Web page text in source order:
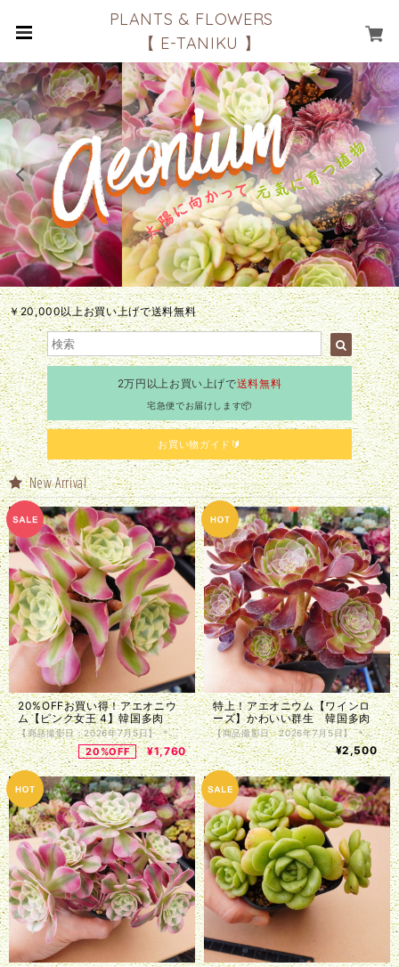
PLANTS & FLOWERS
【 E-TANIKU 】
￥20,000以上お買い上げで送料無料
2万円以上お買い上げで送料無料
宅急便でお届けします📦
お買い物ガイド🔰
New Arrival
20%OFFお買い得！アエオニウ
ム【ピンク女王 4】韓国多肉
【商品撮影日：2026年7月5日】 ＊韓国仕入れ ＊植物サイズは写真をご参照くださいませ。 ＊商品は抜き苗で植物のみお届け致します。入荷時に根の処理を行っているため、発根前のものや微根のものがございます。カット苗とお考え下さい。 ＊単頭ではない個体につきましては分離してしまう事もございます。植物はお届けまでの間に多少の色の変化・形状の変化がある場合がございます。写真撮影をした植物の現物販売となります。
20%OFF ¥1,760
特上！アエオニウム【ワインロ
ーズ】かわいい群生 韓国多肉
【商品撮影日：2026年7月5日】 ＊韓国仕入れ ＊植物サイズは写真をご参照くださいませ。 ＊商品は抜き苗で植物のみお届け致します。入荷時に根の処理を行っているため、発根前のものや微根のものがございます。カット苗とお考え下さい。 ＊単頭ではない個体につきましては分離してしまう事もございます。植物はお届けまでの間に多少の色の変化・形状の変化がある場合がございます。写真撮影をした植物の現物販売となります。
¥2,500